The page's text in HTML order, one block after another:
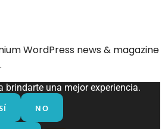
WordPress news & magazine
.
brindarte una mejor experiencia.
NO